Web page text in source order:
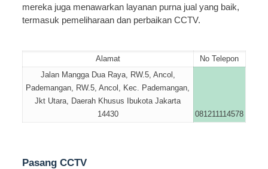
mereka juga menawarkan layanan purna jual yang baik,
termasuk pemeliharaan dan perbaikan CCTV.
Alamat
No Telepon
Jalan Mangga Dua Raya, RW.5, Ancol,
Pademangan, RW.5, Ancol, Kec. Pademangan,
Jkt Utara, Daerah Khusus Ibukota Jakarta
14430
081211114578
Pasang CCTV